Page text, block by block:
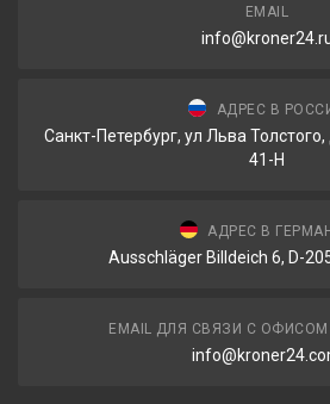
EMAIL
АДРЕС В
Санкт-Петербург, ул Льва
41-Н
АДРЕС В
Ausschläger Billdeich 6, D-
EMAIL ДЛЯ СВЯЗИ С